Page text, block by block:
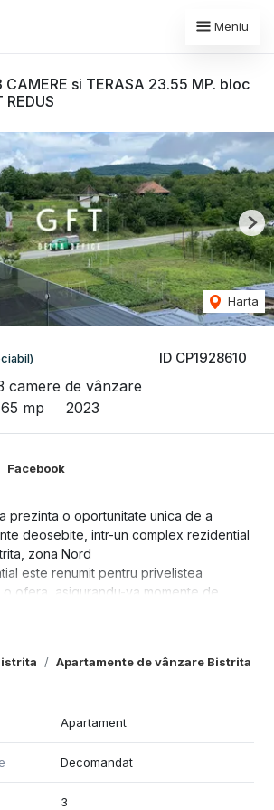
Meniu
CAMERE si TERASA 23.55 MP. bloc
ID CP1928610
camere de vânzare
65 mp 2023
Harta
Apartamente de vânzare Bistrita
Facebook
prezinta o oportunitate unica de a
deosebite, intr-un complex rezidential
zona Nord
este renumit pentru privelistea
ofera, asigurandu-va momente de
va de aerul proaspat si de
sprafata construita de 80 de metri patrati,
de finisat complet, fara a fi nevoie sa
iar balcoanele va ofera
Apartament
Decomandat
3